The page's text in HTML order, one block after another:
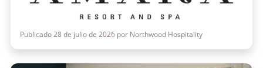
Publicado 28 de julio de 2026 por Northwood Hospitality